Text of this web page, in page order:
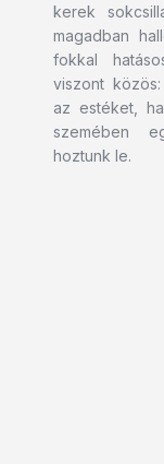
kerek
magadban
fokkal
viszont
az estéket,
szemében
hoztunk le.